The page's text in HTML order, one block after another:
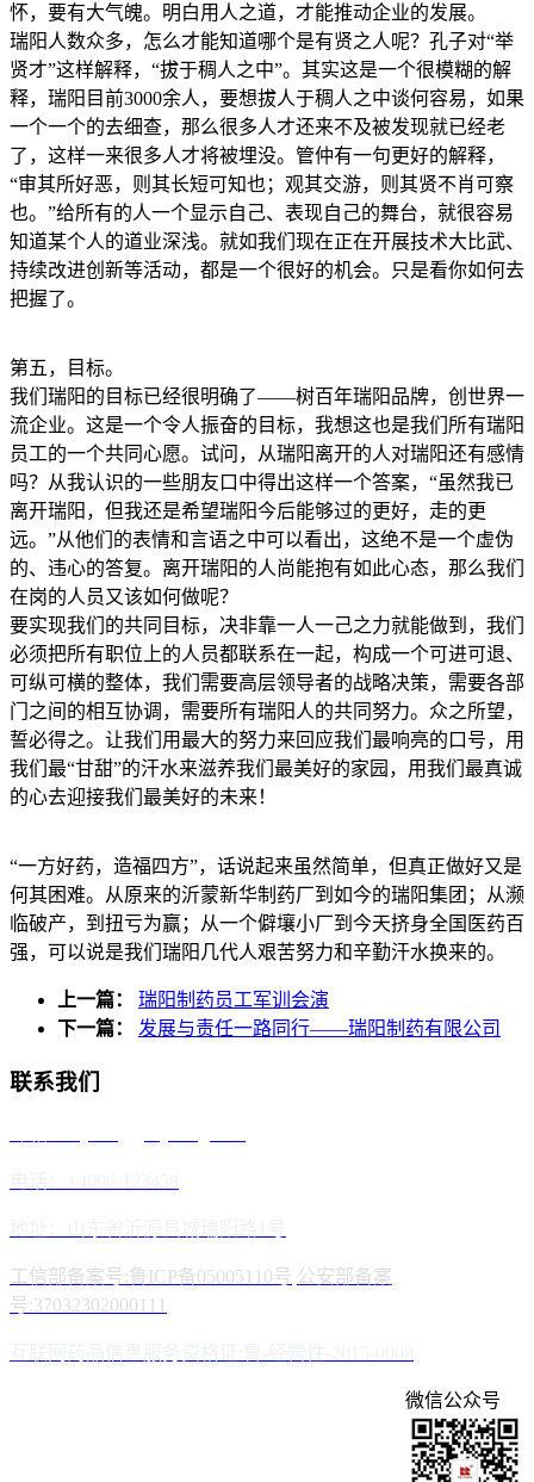
怀，要有大气魄。明白用人之道，才能推动企业的发展。
瑞阳人数众多，怎么才能知道哪个是有贤之人呢？孔子对“举
贤才”这样解释，“拔于稠人之中”。其实这是一个很模糊的解
释，瑞阳目前3000余人，要想拔人于稠人之中谈何容易，如果
一个一个的去细查，那么很多人才还来不及被发现就已经老
了，这样一来很多人才将被埋没。管仲有一句更好的解释，
“审其所好恶，则其长短可知也；观其交游，则其贤不肖可察
也。”给所有的人一个显示自己、表现自己的舞台，就很容易
知道某个人的道业深浅。就如我们现在正在开展技术大比武、
持续改进创新等活动，都是一个很好的机会。只是看你如何去
把握了。
第五，目标。
我们瑞阳的目标已经很明确了——树百年瑞阳品牌，创世界一
流企业。这是一个令人振奋的目标，我想这也是我们所有瑞阳
员工的一个共同心愿。试问，从瑞阳离开的人对瑞阳还有感情
吗？从我认识的一些朋友口中得出这样一个答案，“虽然我已
离开瑞阳，但我还是希望瑞阳今后能够过的更好，走的更
远。”从他们的表情和言语之中可以看出，这绝不是一个虚伪
的、违心的答复。离开瑞阳的人尚能抱有如此心态，那么我们
在岗的人员又该如何做呢？
要实现我们的共同目标，决非靠一人一己之力就能做到，我们
必须把所有职位上的人员都联系在一起，构成一个可进可退、
可纵可横的整体，我们需要高层领导者的战略决策，需要各部
门之间的相互协调，需要所有瑞阳人的共同努力。众之所望，
誓必得之。让我们用最大的努力来回应我们最响亮的口号，用
我们最“甘甜”的汗水来滋养我们最美好的家园，用我们最真诚
的心去迎接我们最美好的未来！
“一方好药，造福四方”，话说起来虽然简单，但真正做好又是
何其困难。从原来的沂蒙新华制药厂到如今的瑞阳集团；从濒
临破产，到扭亏为赢；从一个僻壤小厂到今天挤身全国医药百
强，可以说是我们瑞阳几代人艰苦努力和辛勤汗水换来的。
上一篇：
瑞阳制药员工军训会演
下一篇：
发展与责任一路同行——瑞阳制药有限公司
联系我们
工信部备案号:鲁ICP备05005110号 公安部备案
号:37032302000111
微信公众号